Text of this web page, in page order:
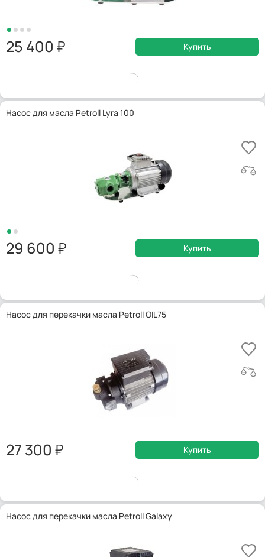
25 400 Купить
Насос для масла Petroll Lyra 100
29 600 Купить
Насос для перекачки масла Petroll OIL75
27 300 Купить
Насос для перекачки масла Petroll Galaxy